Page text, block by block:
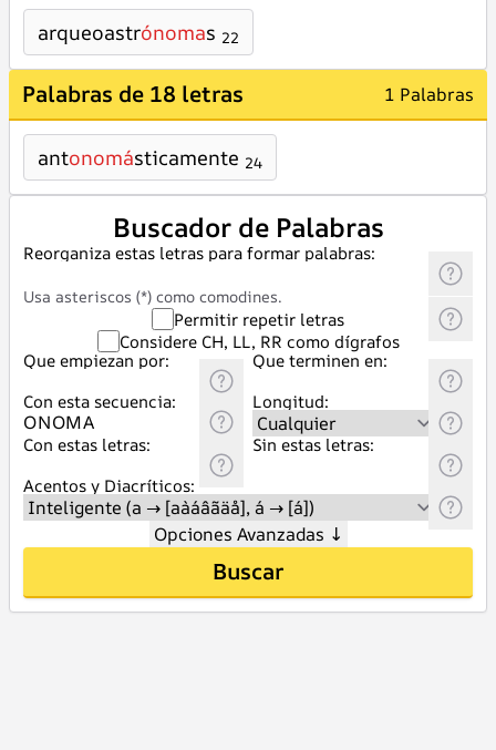
arqueoastrónomas 22
Palabras de 18 letras 1 Palabras
antonomásticamente 24
Buscador de Palabras
Reorganiza estas letras para formar palabras:
Usa asteriscos (*) como comodines.
Permitir repetir letras
Considere CH, LL, RR como dígrafos
Que empiezan por:
Que terminen en:
Con esta secuencia:
Longitud:
Con estas letras:
Sin estas letras:
Acentos y Diacríticos:
Opciones Avanzadas ↓
Buscar